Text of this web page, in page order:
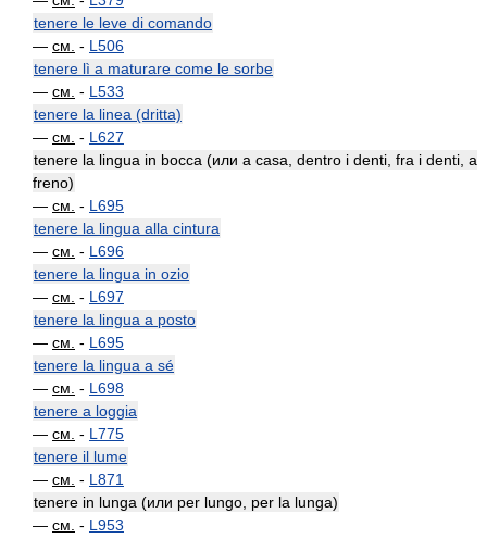
tenere le leve di comando
— см. - L506
tenere lì a maturare come le sorbe
— см. - L533
tenere la linea (dritta)
— см. - L627
tenere la lingua in bocca (или a casa, dentro i denti, fra i denti, a
freno)
— см. - L695
tenere la lingua alla cintura
— см. - L696
tenere la lingua in ozio
— см. - L697
tenere la lingua a posto
— см. - L695
tenere la lingua a sé
— см. - L698
tenere a loggia
— см. - L775
tenere il lume
— см. - L871
tenere in lunga (или per lungo, per la lunga)
— см. - L953